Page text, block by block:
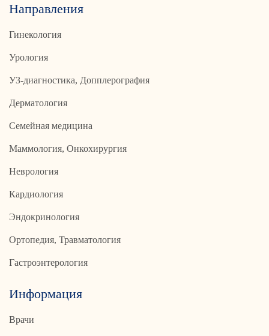
Направления
Гинекология
Урология
УЗ-диагностика, Допплерография
Дерматология
Семейная медицина
Маммология, Онкохирургия
Неврология
Кардиология
Эндокринология
Ортопедия, Травматология
Гастроэнтерология
Информация
Врачи